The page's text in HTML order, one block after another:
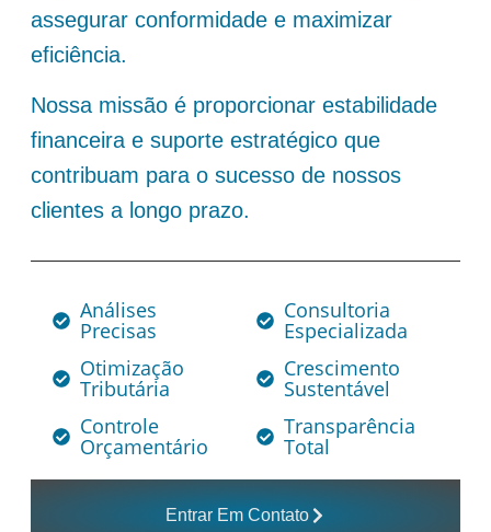
assegurar conformidade e maximizar
eficiência.
Nossa missão é proporcionar estabilidade
financeira e suporte estratégico que
contribuam para o sucesso de nossos
clientes a longo prazo.
Análises
Precisas
Otimização
Tributária
Controle
Orçamentário
Consultoria
Especializada
Crescimento
Sustentável
Transparência
Total
Entrar Em Contato